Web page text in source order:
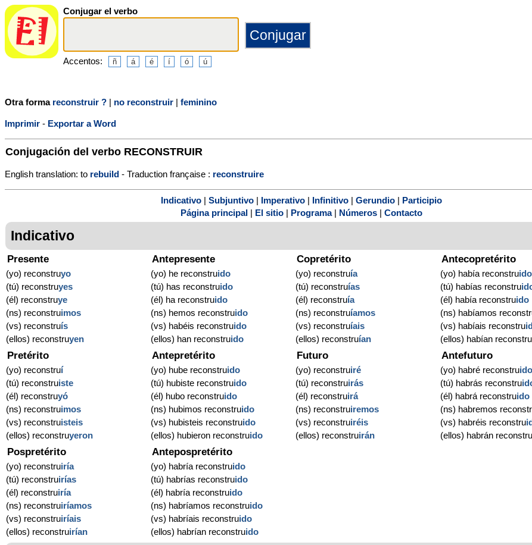
Conjugar el verbo
Accentos:
Otra forma reconstruir ? | no reconstruir | feminino
Imprimir - Exportar a Word
Conjugación del verbo RECONSTRUIR
English translation: to rebuild - Traduction française : reconstruire
Indicativo Subjuntivo Imperativo Infinitivo Gerundio
Participio
Página principal
El sitio Programa| Números Contacto
Indicativo
Presente
(yo) reconstruyo
(tú) reconstruyes
(él) reconstruye
(ns) reconstruimos
(vs) reconstruís
(ellos) reconstruyen
Antepresente
(yo) he reconstruido
(tú) has reconstruido
(él) ha reconstruido
(ns) hemos reconstruido
(vs) habéis reconstruido
(ellos) han reconstruido
Copretérito
(yo) reconstruía
(tú) reconstruías
(él) reconstruía
(ns) reconstruíamos
(vs) reconstruíais
(ellos) reconstruían
Antecopretérito
(yo) había reconstruido
(tú) habías reconstru
(él) había reconstruido
(ns) habíamos
(vs) habíais reconstru
(ellos) habían reconstru
Pretérito
(yo) reconstruí
(tú) reconstruiste
(él) reconstruyó
(ns) reconstruimos
(vs) reconstruisteis
(ellos) reconstruyeron
Antepretérito
(yo) hube reconstruido
(tú) hubiste reconstruido
(él) hubo reconstruido
(ns) hubimos reconstruido
(vs) hubisteis reconstruido
(ellos) hubieron reconstruido
Futuro
(yo) reconstruiré
(tú) reconstruirás
(él) reconstruirá
(ns) reconstruiremos
(vs) reconstruiréis
(ellos) reconstruirán
Antefuturo
(yo) habré reconstruido
(tú) habrás reconstru
(él) habrá reconstruido
(ns) habremos
(vs) habréis reconstru
(ellos) habrán reconstru
Pospretérito
(yo) reconstruiría
(tú) reconstruirías
(él) reconstruiría
(ns) reconstruiríamos
(vs) reconstruiríais
(ellos) reconstruirían
Antepospretérito
(yo) habría reconstruido
(tú) habrías reconstruido
(él) habría reconstruido
(ns) habríamos reconstruido
(vs) habríais reconstruido
(ellos) habrían reconstruido